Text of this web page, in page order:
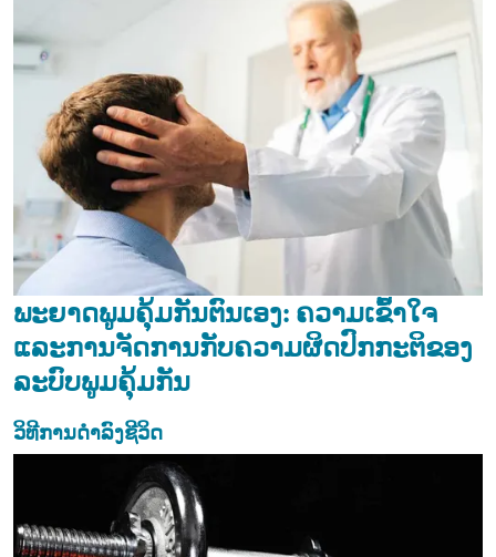
ພະຍາດພູມຄຸ້ມກັນຕົນເອງ: ຄວາມເຂົ້າໃຈ
ແລະການຈັດການກັບຄວາມຜິດປົກກະຕິຂອງ
ລະບົບພູມຄຸ້ມກັນ
ວິທີການດຳລົງຊີວິດ